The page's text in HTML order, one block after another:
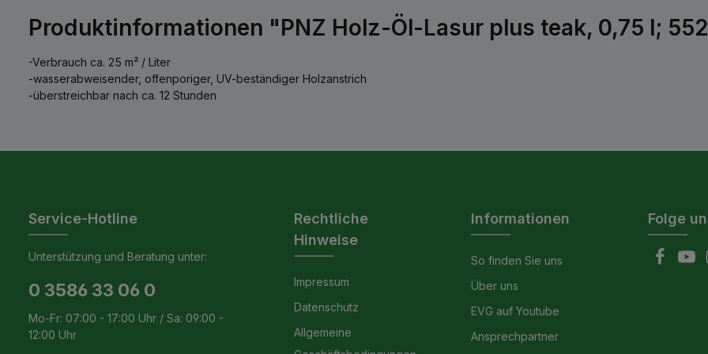
Produktinformationen "PNZ Holz-Öl-Lasur plus teak, 0,75 l;
-Verbrauch ca. 25 m² / Liter
-wasserabweisender, offenporiger, UV-beständiger Holzanstrich
-überstreichbar nach ca. 12 Stunden
Service-Hotline
Unterstützung und Beratung unter:
0 3586 33 06 0
Mo-Fr: 07:00 - 17:00 Uhr / Sa: 09:00 -
12:00 Uhr
Rechtliche
Hinweise
Impressum
Datenschutz
Allgemeine
Informationen
So finden Sie uns
Über uns
EVG auf Youtube
Ansprechpartner
Folge